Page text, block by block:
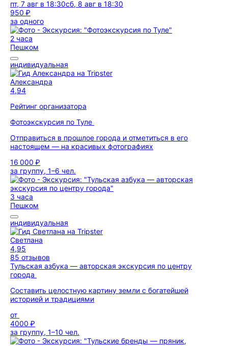
пт, 7 авг в 18:30сб, 8 авг в 18:30
950 ₽
за одного
2 часа
Пешком
индивидуальная
Александра
4,94
Рейтинг организатора
Фотоэкскурсия по Туле
Отправиться в прошлое города и отметиться в его
настоящем — на красивых фотографиях
16 000 ₽
за группу, 1–6 чел.
3 часа
Пешком
индивидуальная
Светлана
4,95
85 отзывов
Тульская азбука — авторская экскурсия по центру
города
Составить целостную картину земли с богатейшей
историей и традициями
от
4000 ₽
за группу, 1–10 чел.